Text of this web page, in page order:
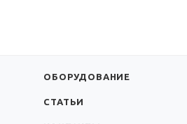
ОБОРУДОВАНИЕ
СТАТЬИ